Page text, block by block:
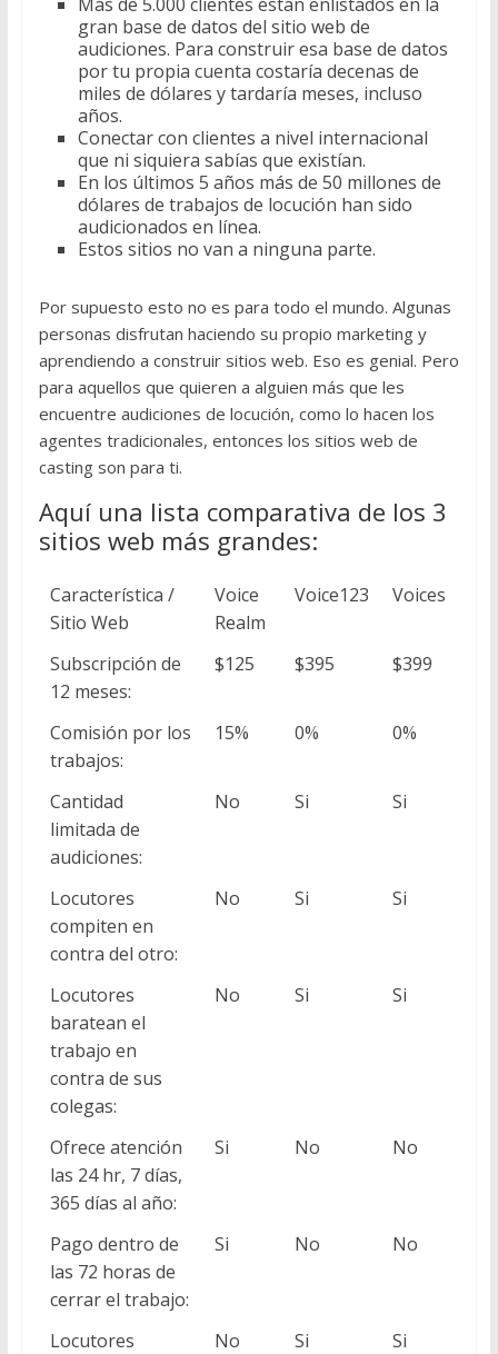
gran base de datos del sitio web de
audiciones. Para construir esa base de datos
por tu propia cuenta costaría decenas de
miles de dólares y tardaría meses, incluso
años.
Conectar con clientes a nivel internacional
que ni siquiera sabías que existían.
En los últimos 5 años más de 50 millones de
dólares de trabajos de locución han sido
audicionados en línea.
Estos sitios no van a ninguna parte.
Por supuesto esto no es para todo el mundo. Algunas
personas disfrutan haciendo su propio marketing y
aprendiendo a construir sitios web. Eso es genial. Pero
para aquellos que quieren a alguien más que les
encuentre audiciones de locución, como lo hacen los
agentes tradicionales, entonces los sitios web de
casting son para ti.
Aquí una lista comparativa de los 3
sitios web más grandes:
Característica /
Sitio Web
Voice
Realm
Voice123 Voices
Subscripción de
12 meses:
$125 $395 $399
Comisión por los
trabajos:
15% 0% 0%
Cantidad
limitada de
audiciones:
No Si Si
Locutores
compiten en
contra del otro:
No Si Si
Locutores
baratean el
trabajo en
contra de sus
colegas:
No Si Si
Ofrece atención
las 24 hr, 7 días,
365 días al año:
Si No No
Pago dentro de
las 72 horas de
cerrar el trabajo:
Si No No
Locutores
No Si Si